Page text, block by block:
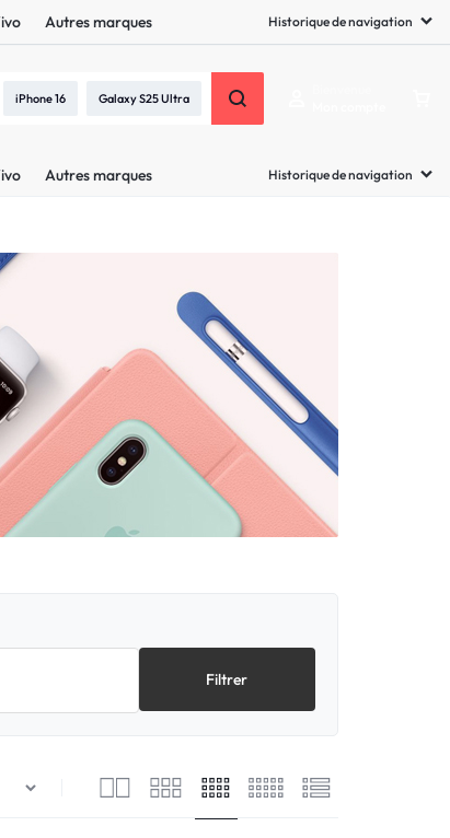
iPhone 16 Galaxy S25 Ultra
Autres marques Historique de navigation
Autres marques Historique de navigation
Filtrer